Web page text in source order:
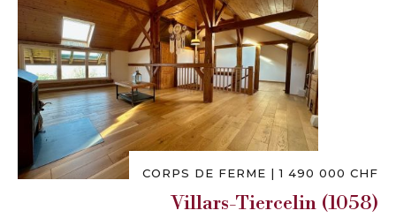
CORPS DE FERME | 1 490 000 CHF
Villars-Tiercelin (1058)